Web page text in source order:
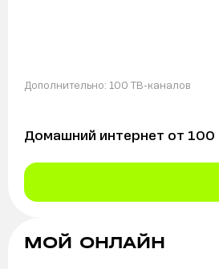
Дополнительно: 100 ТВ-каналов
Домашний интернет от 100
МОЙ ОНЛАЙН